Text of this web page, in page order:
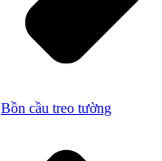
Bồn cầu treo tường